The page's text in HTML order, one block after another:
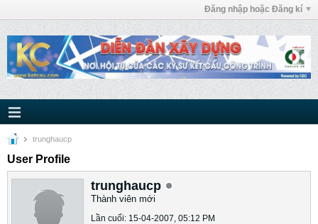
Đăng nhập hoặc Đăng kí
trunghaucp
User Profile
trunghaucp
Thành viên mới
Lần cuối: 15-04-2007, 05:12 PM